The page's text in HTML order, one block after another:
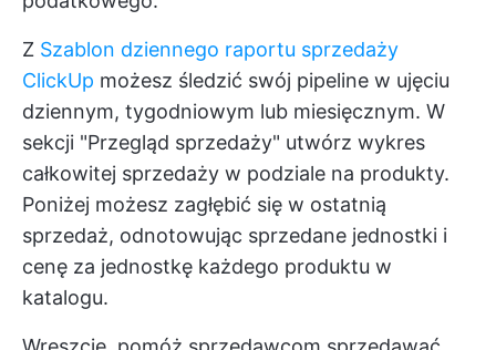
Z Szablon dziennego raportu sprzedaży
ClickUp możesz śledzić swój pipeline w ujęciu
dziennym, tygodniowym lub miesięcznym. W
sekcji "Przegląd sprzedaży" utwórz wykres
całkowitej sprzedaży w podziale na produkty.
Poniżej możesz zagłębić się w ostatnią
sprzedaż, odnotowując sprzedane jednostki i
cenę za jednostkę każdego produktu w
katalogu.